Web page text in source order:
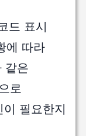
드 표시
에 따라
같은
로
필요한지